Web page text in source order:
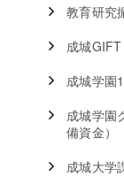
教育研究
成城GIFT
成城学園
成城学園
備資金）
成城大学